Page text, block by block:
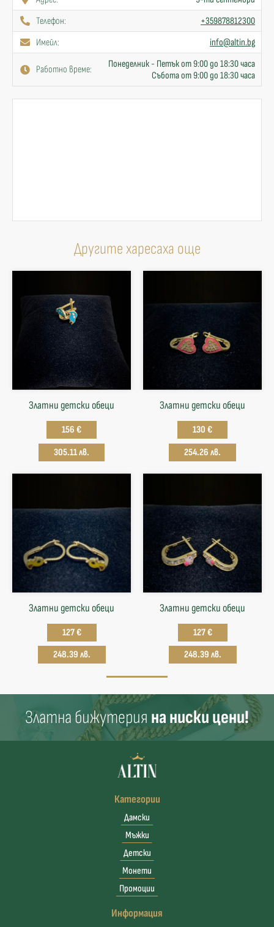
Телефон:
+359878812300
Имейл:
info@altin.bg
Работно време:
Понеделник - Петък от 9:00 до 18:30 часа
Събота от 9:00 до 18:30 часа
Другите харесаха още
Златни детски обеци
156 €
305.11 лв.
Златни детски обеци
130 €
254.26 лв.
Златни детски обеци
127 €
248.39 лв.
Златни детски обеци
127 €
248.39 лв.
Златна бижутерия на ниски цени!
Категории
Дамски
Мъжки
Детски
Монети
Промоции
Информация